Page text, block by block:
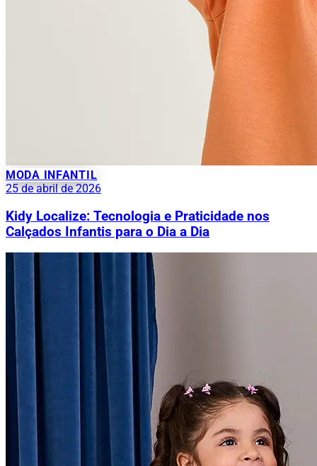
MODA INFANTIL
25 de abril de 2026
Kidy Localize: Tecnologia e Praticidade nos
Calçados Infantis para o Dia a Dia